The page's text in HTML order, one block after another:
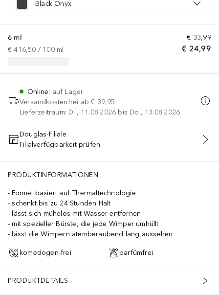
Black Onyx
€ 33,99
€ 24,99
6 ml
€ 416,50 / 100 ml
Online: auf Lager
Versandkostenfrei ab € 39,95
Lieferzeitraum: Di., 11.08.2026 bis Do., 13.08.2026
IN DEN WARENKORB
Douglas-Filiale
Filialverfügbarkeit prüfen
PRODUKTINFORMATIONEN
Formel basiert auf Thermaltechnologie
schenkt bis zu 24 Stunden Halt
lässt sich mühelos mit Wasser entfernen
mit spezieller Bürste, die jede Wimper umhüllt
lässt die Wimpern atemberaubend lang aussehen
komedogen-frei parfümfrei
PRODUKTDETAILS